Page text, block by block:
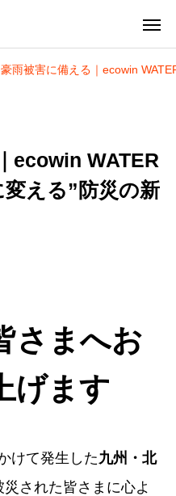
豪雨被害に備える｜ecowin
ecowin WATER
える”防災の新
さまへお
げます
けて発生した九州・北
災された皆さまに心よ